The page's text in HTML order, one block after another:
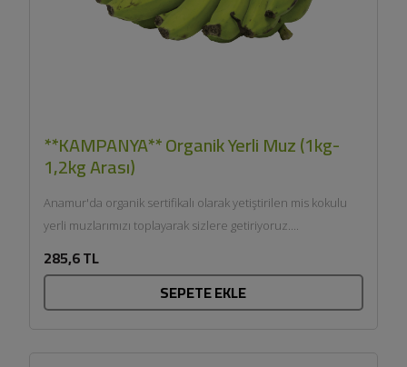
**KAMPANYA** Organik Yerli Muz (1kg-
1,2kg Arası)
Anamur'da organik sertifikalı olarak yetiştirilen mis kokulu
yerli muzlarımızı toplayarak sizlere getiriyoruz....
285,6 TL
SEPETE EKLE